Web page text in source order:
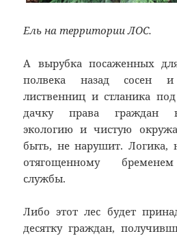
Ель на территории ЛОС.
А вырубка посаженных
полвека назад сосен и
лиственниц и стланика
дачку права граждан
экологию и чистую
быть, не нарушит. Логика,
отягощенному бременем
службы.
Либо этот лес будет
десятку граждан,